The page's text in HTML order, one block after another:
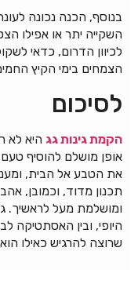
בנוסף, הכנה נכונה
השקייה יתר או אפילו
לכיוון הדרום, כדאי
הצמחים בימי הקיץ
לסיכום
הקמת גינות גג היא לא
אופן מושלם להוסיף טעם
את הטבע אל הבית,
תכנון מדוד, וכמובן,
ומושלמת מעל לראשיך.
היופי, ובין האסתטיקה
שרוצה להרגיש כאילו